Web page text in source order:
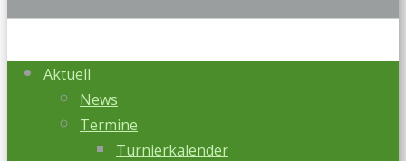
Aktuell
News
Termine
Turnierkalender